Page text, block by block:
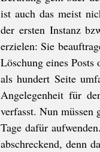
ist auch das meist
der ersten Instanz
erzielen: Sie
Löschung eines
als hundert Seite
Angelegenheit für
verfasst. Nun müssen
Tage dafür
abschreckend, denn